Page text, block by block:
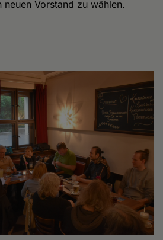
neuen Vorstand zu wählen.